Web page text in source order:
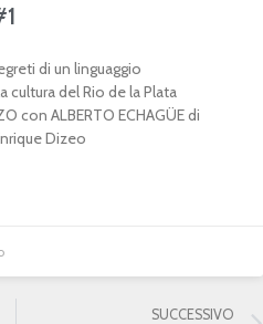
di un linguaggio
del Rio de la Plata
con ALBERTO ECHAGÜE di
Dizeo
SUCCESSIVO